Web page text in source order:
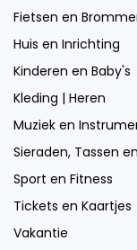
Fietsen en
Huis en Inrichting
Kinderen en Baby's
Kleding | Heren
Muziek en
Sieraden, Tassen
Sport en Fitness
Tickets en Kaartjes
Vakantie